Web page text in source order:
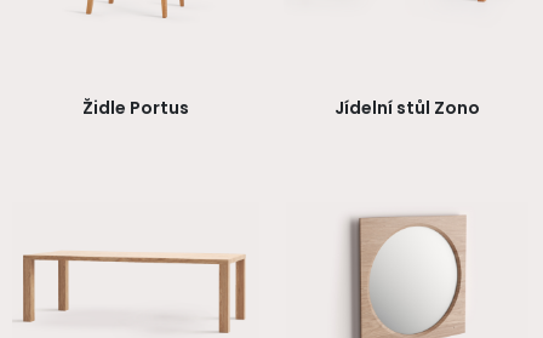
Židle Portus Jídelní stůl Zono